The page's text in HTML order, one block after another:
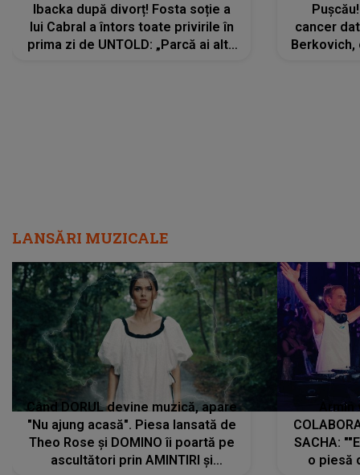
Ibacka după divorț! Fosta soție a
lui Cabral a întors toate privirile în
prima zi de UNTOLD: „Parcă ai altă
cancer
Berkovich,
LANSĂRI MUZICALE
Când DORUL devine muzică, apare
"Nu ajung acasă". Piesa lansată de
Theo Rose și DOMINO îi poartă pe
ascultători prin AMINTIRI și
SACHA:
o piesă